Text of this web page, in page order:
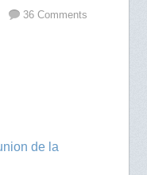
36 Comments
de la